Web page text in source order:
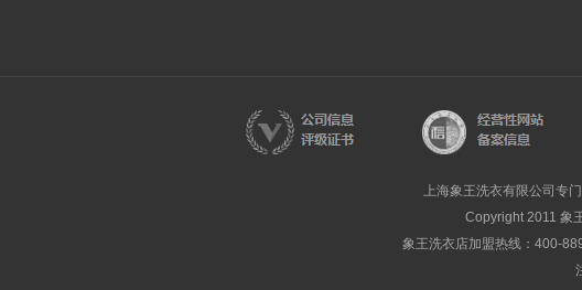
上海象王洗衣有限公司专
Copyright 2011 象
象王洗衣店加盟热线：400-